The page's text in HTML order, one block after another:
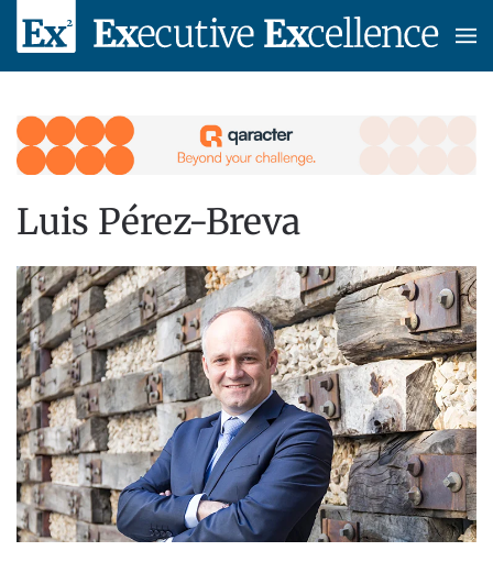
Skip to main content
Luis Pérez-Breva